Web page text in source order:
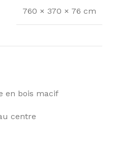
760 × 370 × 76 cm
en bois macif
centre